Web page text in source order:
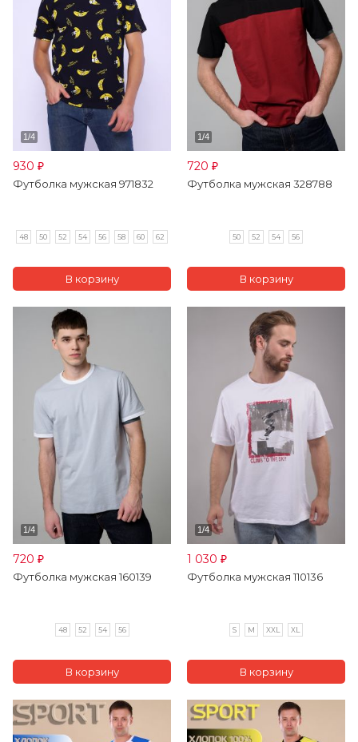
930 ₽
Футболка мужская 971832
48 50 52 54 56 58 60 62
720 ₽
Футболка мужская 328788
50 52 54 56
720 ₽
Футболка мужская 160139
48 52 54 56
1 030 ₽
Футболка мужская 110136
S M XXL XL